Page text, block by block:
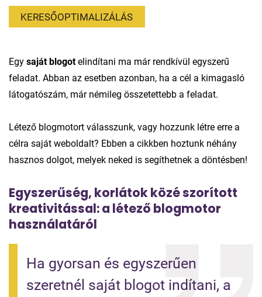
KERESŐOPTIMALIZÁLÁS
Egy saját blogotelindítani ma már rendkívül egyszerű
feladat. Abban az esetben azonban, ha a cél a kimagasló
látogatószám, már némileg összetettebb a feladat.
Létező blogmotort válasszunk, vagy hozzunk létre erre a
célra saját weboldalt? Ebben a cikkben hoztunk néhány
hasznos dolgot, melyek neked is segíthetnek a döntésben!
Egyszerűség, korlátok közé szorított
kreativitással: a létező blogmotor
használatáról
Ha gyorsan és egyszerűen
szeretnél saját blogot indítani, a